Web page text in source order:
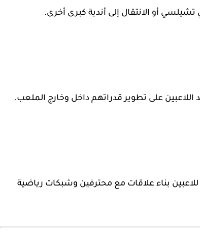
تشيلسي أو الانتقال إلى أندية كبرى أخرى.
اللاعبين على تطوير قدراتهم داخل وخارج الملعب.
للاعبين بناء علاقات مع محترفين وشبكات رياضية